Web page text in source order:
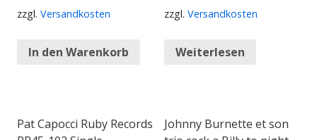
zzgl. Versandkosten
In den Warenkorb
zzgl. Versandkosten
Weiterlesen
Pat Capocci Ruby Records
Johnny Burnette et son